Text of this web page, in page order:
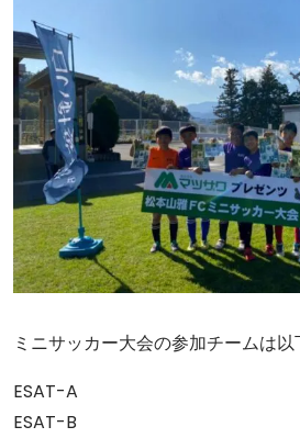
ミニサッカー大会の参加チームは以
ESAT-A
ESAT-B